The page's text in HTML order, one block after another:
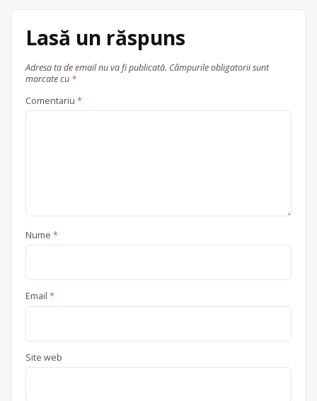
scoase din uz , în
Oravița
Lasă un răspuns
Adresa ta de email nu va fi publicată. Câmpurile obligatorii sunt
marcate cu *
Comentariu *
Nume *
Email *
Site web